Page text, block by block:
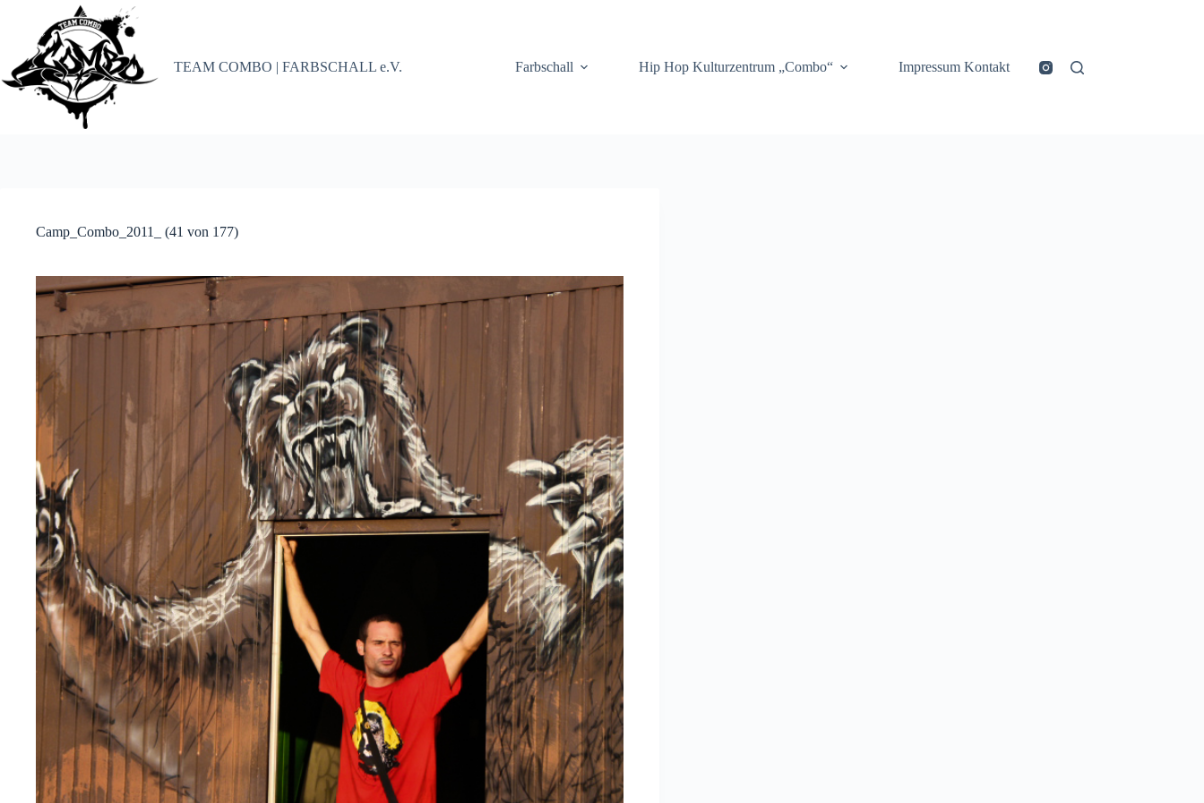
springen
TEAM COMBO | FARBSCHALL e.V.
Farbschall Hip Hop Kulturzentrum „Combo“ Impressum Kontakt
Camp_Combo_2011_ (41 von 177)